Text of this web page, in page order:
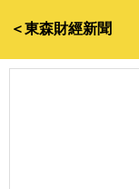
＜東森財經新聞